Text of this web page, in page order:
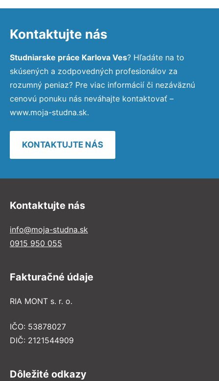
Kontaktujte nás
Studniarske práce Karlova Ves? Hľadáte na to
skúsených a zodpovedných profesionálov za
rozumný peniaz? Pre viac informácií či nezáväznú
cenovú ponuku nás neváhajte kontaktovať –
www.moja-studna.sk.
KONTAKTUJTE NÁS
Kontaktujte nás
info@moja-studna.sk
0915 950 055
Fakturačné údaje
RIA MONT s. r. o.
IČO: 53878027
DIČ: 2121544909
Dôležité odkazy